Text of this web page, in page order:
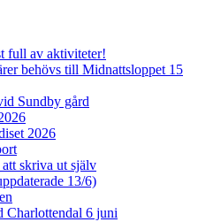
full av aktiviteter!
behövs till Midnattsloppet 15
Sundby gård
2026
skriva ut själv
13/6)
Charlottendal 6 juni